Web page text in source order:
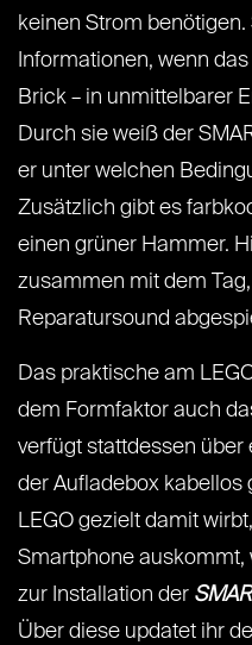
keinen Strom
Informationen, wenn
Brick – in unmittelbarer
Durch sie weiß der
er unter welchen
Zusätzlich gibt es
einen grüner Hammer.
zusammen mit dem
Reparatursound
Das praktische am
dem Formfaktor auch
verfügt stattdessen über
der Aufladebox kabellos
LEGO gezielt damit
Smartphone auskommt,
zur Installation der
Über diese updatet ihr